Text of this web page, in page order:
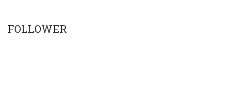
FOLLOWER